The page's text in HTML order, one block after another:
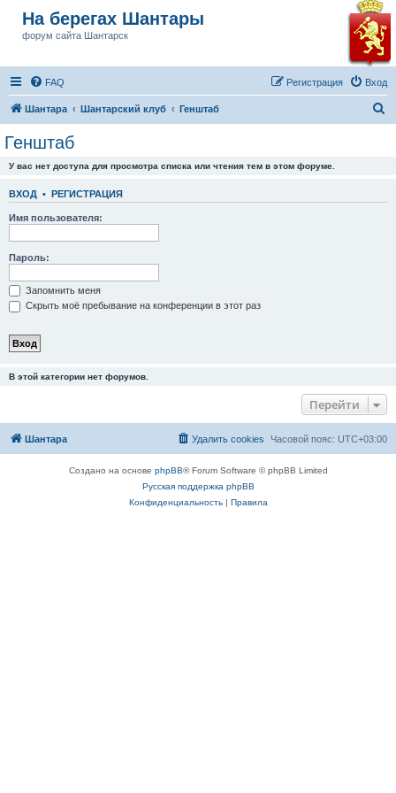
На берегах Шантары
форум сайта Шантарск
FAQ Вход
Регистрация
Шантара Шантарский клуб Генштаб
Генштаб
У вас нет доступа для просмотра списка или чтения тем в этом форуме.
ВХОД • РЕГИСТРАЦИЯ
Имя пользователя:
Пароль:
Запомнить меня
Скрыть моё пребывание на конференции в этот раз
В этой категории нет форумов.
Перейти
Шантара Часовой пояс: UTC+03:00
Удалить cookies
Создано на основе phpBB® Forum Software © phpBB Limited
Русская поддержка phpBB
Конфиденциальность| Правила